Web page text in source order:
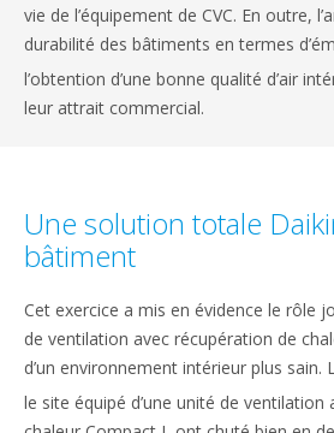
vie de l’équipement de CVC. En outre,
durabilité des bâtiments en termes
l’obtention d’une bonne qualité d’air
leur attrait commercial.
Une solution totale
bâtiment
Cet exercice a mis en évidence le rôle
de ventilation avec récupération de
d’un environnement intérieur plus sain.
le site équipé d’une unité de ventilation